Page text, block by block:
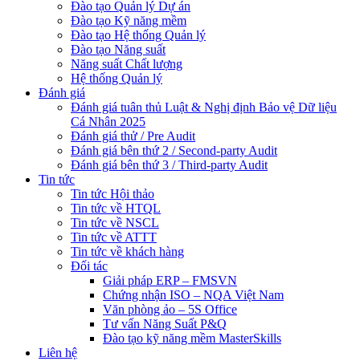
Đào tạo Quản lý Dự án
Đào tạo Kỹ năng mềm
Đào tạo Hệ thống Quản lý
Đào tạo Năng suất
Năng suất Chất lượng
Hệ thống Quản lý
Đánh giá
Đánh giá tuân thủ Luật & Nghị định Bảo vệ Dữ liệu
Cá Nhân 2025
Đánh giá thử / Pre Audit
Đánh giá bên thứ 2 / Second-party Audit
Đánh giá bên thứ 3 / Third-party Audit
Tin tức
Tin tức Hội thảo
Tin tức về HTQL
Tin tức về NSCL
Tin tức về ATTT
Tin tức về khách hàng
Đối tác
Giải pháp ERP – FMSVN
Chứng nhận ISO – NQA Việt Nam
Văn phòng ảo – 5S Office
Tư vấn Năng Suất P&Q
Đào tạo kỹ năng mềm MasterSkills
Liên hệ